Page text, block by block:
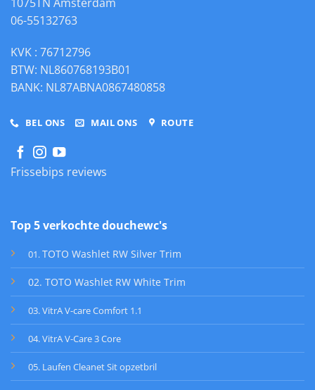
06-55132763
KVK : 76712796
BTW: NL860768193B01
BANK: NL87ABNA0867480858
BEL ONS MAIL ONS ROUTE
Frissebips reviews
Top 5 verkochte douchewc's
01 . TOTO Washlet RW Silver Trim
02. TOTO Washlet RW White Trim
03. VitrA V-care Comfort 1.1
04. VitrA V-Care 3 Core
05. Laufen Cleanet Sit opzetbril